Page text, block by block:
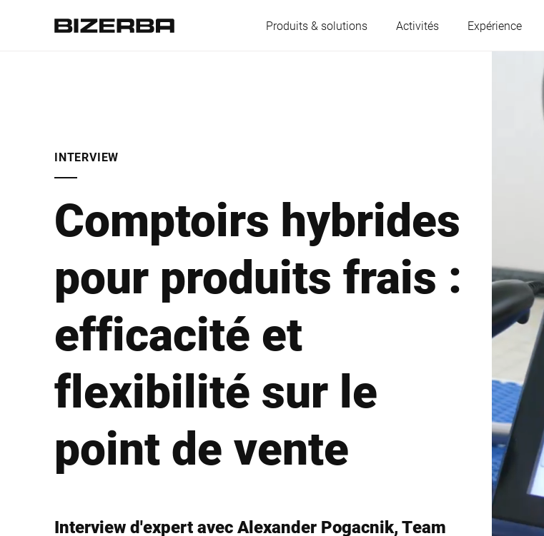
Produits & solutions Activités Expérience
Hongrie
Pologne
Ukraine
Amérique
Asie
Australie
Afrique
Site Web mondial
INTERVIEW
Comptoirs hybrides
pour produits frais :
efficacité et
flexibilité sur le
point de vente
Interview d'expert avec Alexander Pogacnik, Team